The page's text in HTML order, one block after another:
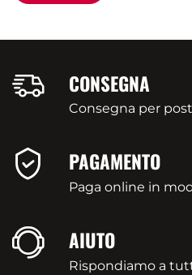
CONSEGNA
Consegna per
PAGAMENTO
Paga online in
AIUTO
Rispondiamo a